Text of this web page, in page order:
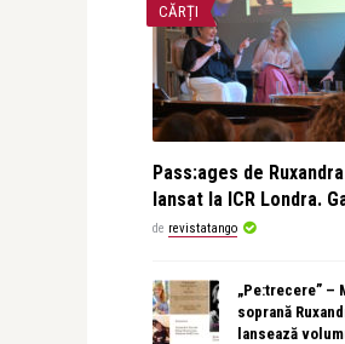
CĂRȚI
Pass:ages de
lansat la ICR Londra.
de revistatango
„Pe:trecere” –
soprană
lansează